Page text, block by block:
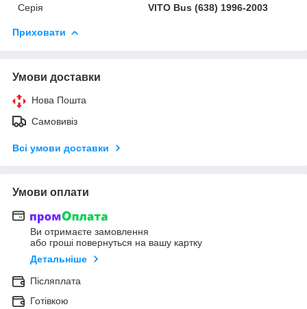
Серія
VITO Bus (638) 1996-2003
Приховати
Умови доставки
Нова Пошта
Самовивіз
Всі умови доставки
Умови оплати
Ви отримаєте замовлення
або гроші повернуться на вашу картку
Детальніше
Післяплата
Готівкою